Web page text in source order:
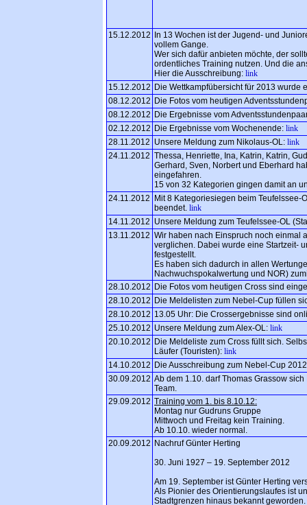
15.12.2012 In 13 Wochen ist der Jugend- und
vollem Gange.
Wer sich dafür anbieten möchte, der
ordentliches Training nutzen. Und die
Hier die Ausschreibung: link
15.12.2012 Die Wettkampfübersicht für 2013 wurde
08.12.2012 Die Fotos vom heutigen
08.12.2012 Die Ergebnisse vom
02.12.2012 Die Ergebnisse vom Wochenende: link
28.11.2012 Unsere Meldung zum Nikolaus-OL: link
24.11.2012 Thessa, Henriette, Ina, Katrin, Katrin,
Gerhard, Sven, Norbert und Eberhard
eingefahren.
15 von 32 Kategorien gingen damit an
24.11.2012 Mit 8 Kategoriesiegen beim
beendet. link
14.11.2012 Unsere Meldung zum Teufelssee-OL
13.11.2012 Wir haben nach Einspruch noch einmal
verglichen. Dabei wurde eine Startzeit-
festgestellt.
Es haben sich dadurch in allen
Nachwuchspokalwertung und NOR)
28.10.2012 Die Fotos vom heutigen Cross sind
28.10.2012 Die Meldelisten zum Nebel-Cup füllen
28.10.2012 13.05 Uhr: Die Crossergebnisse sind
25.10.2012 Unsere Meldung zum Alex-OL: link
20.10.2012 Die Meldeliste zum Cross füllt sich.
Läufer (Touristen): link
14.10.2012 Die Ausschreibung zum Nebel-Cup
30.09.2012 Ab dem 1.10. darf Thomas Grassow
Team.
29.09.2012 Training vom 1. bis 8.10.12:
Montag nur Gudruns Gruppe
Mittwoch und Freitag kein Training.
Ab 10.10. wieder normal.
20.09.2012 Nachruf Günter Herting
30. Juni 1927 – 19. September 2012
Am 19. September ist Günter Herting
Als Pionier des Orientierungslaufes ist
Stadtgrenzen hinaus bekannt